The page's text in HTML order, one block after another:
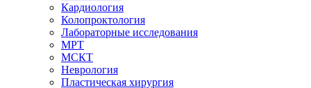
Кардиология
Колопроктология
Лабораторные исследования
МРТ
МСКТ
Неврология
Пластическая хирургия